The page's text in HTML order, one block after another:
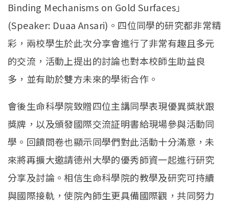
Binding Mechanisms on Gold Surfaces」
(Speaker: Duaa Ansari)。四位同學的研究都非常精
彩，兩校學生於此次分享會進行了非常有趣且多元
的交流，活動上提出的討論也對本校師生助益良
多，並有助於雙方未來的學術合作。
會後生命科學院致贈四位主講同學表現優異獎狀跟
獎牌，以及頒發國際交流証明書給現場參與活動同
學。回饋問卷也顯示同學們對此活動十分滿意，未
來將再擴大邀請德州大學的優秀師資一起進行研究
分享及討論。相信生命科學院的教學及研究可持續
與國際接軌，使院內師生更具備國際觀，共同努力